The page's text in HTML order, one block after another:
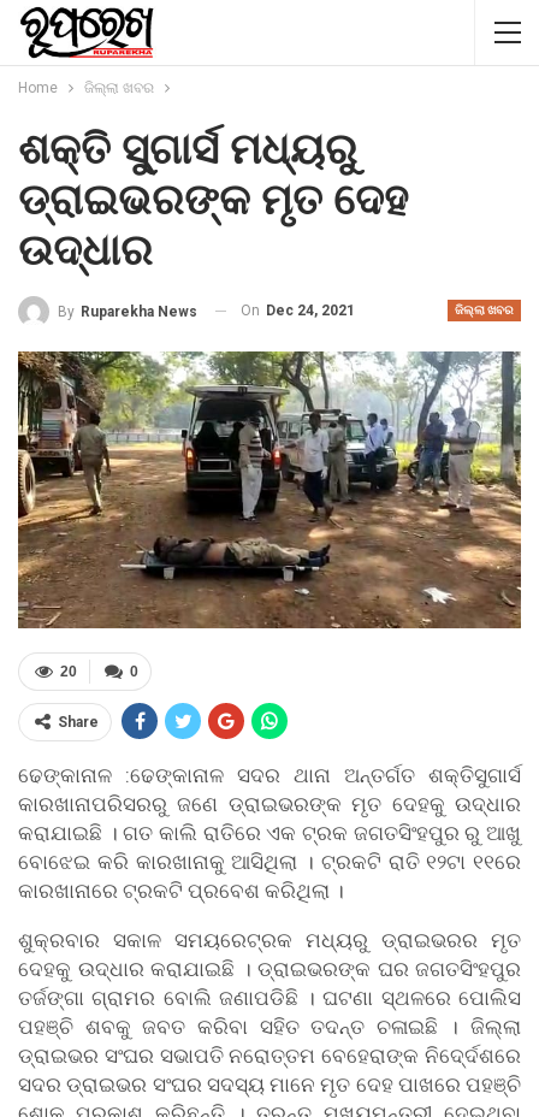
Home ଜିଲ୍ଲା ଖବର
ଶକ୍ତି ସୁ୍ଗାର୍ସ ମଧ୍ୟରୁ
ଡ୍ରାଇଭରଙ୍କ ମୃତ ଦେହ
ଉଦ୍ଧାର
ଜିଲ୍ଲା ଖବର
By Ruparekha News On Dec 24, 2021
0
20
Share
ଢେଙ୍କାନାଳ :ଢେଙ୍କାନାଳ ସଦର ଥାନା ଅନ୍ତର୍ଗତ ଶକ୍ତିସୁଗାର୍ସ
କାରଖାନାପରିସରରୁ ଜଣେ ଡ୍ରାଇଭରଙ୍କ ମୃତ ଦେହକୁ ଉଦ୍ଧାର
କରାଯାଇଛି । ଗତ କାଲି ରାତିରେ ଏକ ଟ୍ରକ ଜଗତସିଂହପୁର ରୁ ଆଖୁ
ବୋଝେଇ କରି କାରଖାନାକୁ ଆସିଥିଲା । ଟ୍ରକଟି ରାତି ୧୨ଟା ୧୧ରେ
କାରଖାନାରେ ଟ୍ରକଟି ପ୍ରବେଶ କରିଥିଲା ।
ଶୁକ୍ରବାର ସକାଳ ସମୟରେଟ୍ରକ ମଧ୍ୟରୁ ଡ୍ରାଇଭରର ମୃତ
ଦେହକୁ ଉଦ୍ଧାର କରାଯାଇଛି । ଡ୍ରାଇଭରଙ୍କ ଘର ଜଗତସିଂହପୁର
ତର୍ଜଙ୍ଗା ଗ୍ରାମର ବୋଲି ଜଣାପଡିଛି । ଘଟଣା ସ୍ଥଳରେ ପୋଲିସ
ପହଞ୍ଚି ଶବକୁ ଜବତ କରିବା ସହିତ ତଦନ୍ତ ଚଳାଇଛି । ଜିଲ୍ଲା
ଡ୍ରାଇଭର ସଂଘର ସଭାପତି ନରୋତ୍ତମ ବେହେରାଙ୍କ ନିଦେ୍ର୍ଦଶରେ
ସଦର ଡ୍ରାଇଭର ସଂଘର ସଦସ୍ୟ ମାନେ ମୃତ ଦେହ ପାଖରେ ପହଞ୍ଚି